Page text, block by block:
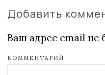
Добавить
Ваш адрес email не
КОММЕНТАРИЙ